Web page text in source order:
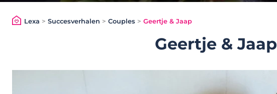
Lexa > Succesverhalen > Couples > Geertje & Jaap
Geertje & Jaap